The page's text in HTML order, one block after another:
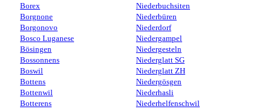
Borex
Borgnone
Borgonovo
Bosco Luganese
Bösingen
Bossonnens
Boswil
Bottens
Bottenwil
Botterens
Niederbuchsiten
Niederbüren
Niederdorf
Niedergampel
Niedergesteln
Niederglatt SG
Niederglatt ZH
Niedergösgen
Niederhasli
Niederhelfenschwil